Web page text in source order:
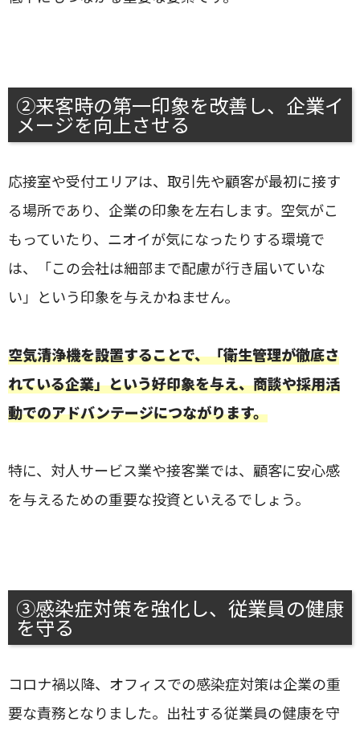
②来客時の第一印象を改善し、企業イ
メージを向上させる
応接室や受付エリアは、取引先や顧客が最初に接す
る場所であり、企業の印象を左右します。空気がこ
もっていたり、ニオイが気になったりする環境で
は、「この会社は細部まで配慮が行き届いていな
い」という印象を与えかねません。
空気清浄機を設置することで、「衛生管理が徹底さ
れている企業」という好印象を与え、商談や採用活
動でのアドバンテージにつながります。
特に、対人サービス業や接客業では、顧客に安心感
を与えるための重要な投資といえるでしょう。
③感染症対策を強化し、従業員の健康
を守る
コロナ禍以降、オフィスでの感染症対策は企業の重
要な責務となりました。出社する従業員の健康を守